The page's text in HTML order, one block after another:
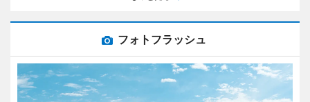
フォトフラッシュ